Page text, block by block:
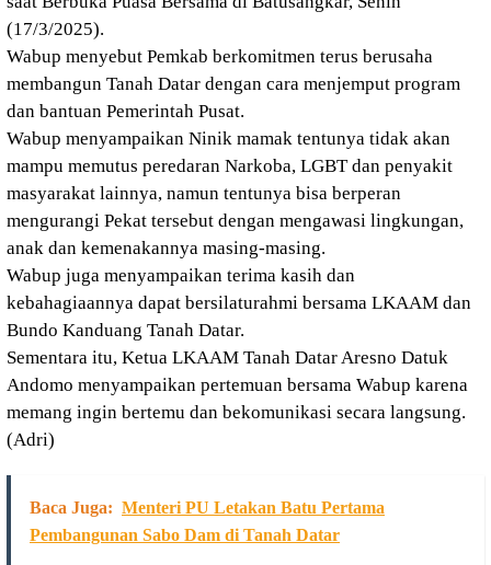
(17/3/2025).
Wabup menyebut Pemkab berkomitmen terus berusaha
membangun Tanah Datar dengan cara menjemput program
dan bantuan Pemerintah Pusat.
Wabup menyampaikan Ninik mamak tentunya tidak akan
mampu memutus peredaran Narkoba, LGBT dan penyakit
masyarakat lainnya, namun tentunya bisa berperan
mengurangi Pekat tersebut dengan mengawasi lingkungan,
anak dan kemenakannya masing-masing.
Wabup juga menyampaikan terima kasih dan
kebahagiaannya dapat bersilaturahmi bersama LKAAM dan
Bundo Kanduang Tanah Datar.
Sementara itu, Ketua LKAAM Tanah Datar Aresno Datuk
Andomo menyampaikan pertemuan bersama Wabup karena
memang ingin bertemu dan bekomunikasi secara langsung.
(Adri)
Baca Juga: Menteri PU Letakan Batu Pertama
Pembangunan Sabo Dam di Tanah Datar